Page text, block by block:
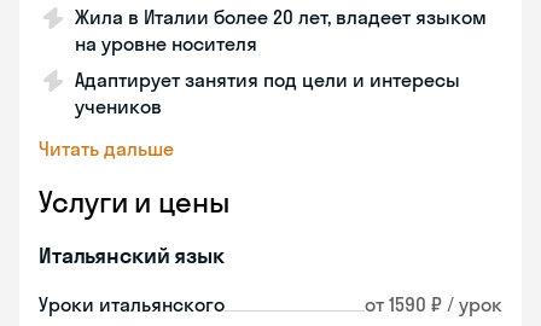
Жила в Италии более 20 лет, владеет языком
на уровне носителя
Адаптирует занятия под цели и интересы
учеников
Читать дальше
Услуги и цены
Итальянский язык
Уроки итальянского от 1590 ₽ / урок